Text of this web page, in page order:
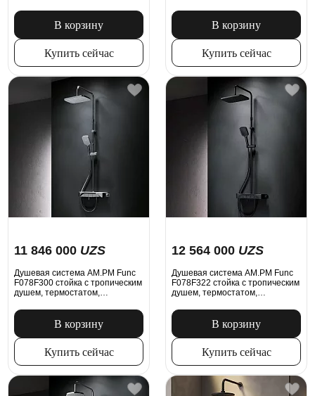
изливом, хром
В корзину
Купить сейчас
В корзину
Купить сейчас
11 846 000 UZS
Душевая система AM.PM Func
F078F300 стойка с тропическим
душем, термостатом,
В корзину
Купить сейчас
12 564 000 UZS
Душевая система AM.PM Func
F078F322 стойка с тропическим
душем, термостатом,
В корзину
Купить сейчас